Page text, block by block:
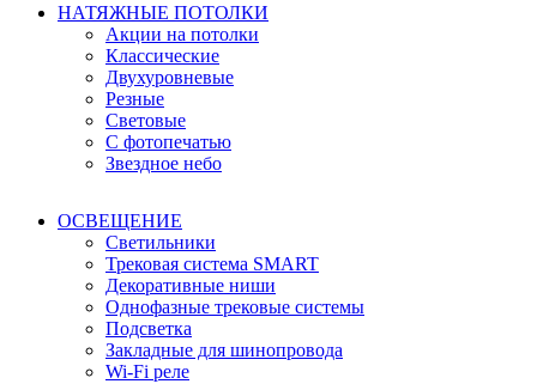
НАТЯЖНЫЕ ПОТОЛКИ
Акции на потолки
Классические
Двухуровневые
Резные
Световые
С фотопечатью
Звездное небо
ОСВЕЩЕНИЕ
Светильники
Трековая система SMART
Декоративные ниши
Однофазные трековые системы
Подсветка
Закладные для шинопровода
Wi-Fi реле